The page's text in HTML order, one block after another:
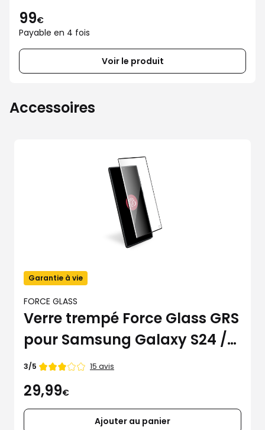
99€
Payable en 4 fois
Voir le produit
Accessoires
Garantie à vie
FORCE GLASS
Verre trempé Force Glass GRS
pour Samsung Galaxy S24 /
S25
Note
3/5 15 avis
29,99€
Ajouter au panier